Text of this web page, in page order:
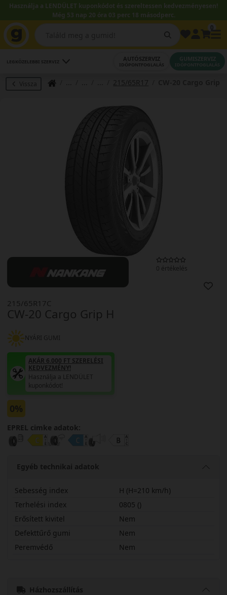
Használja a LENDÜLET kuponkódot és szereltessen kedvezményesen!
Még 53 nap 20 óra 03 perc 17 másodperc.
LEGKÖZELEBBI SZERVIZ AUTÓSZERVIZ
IDŐPONTFOGLALÁS
GUMISZERVIZ
IDŐPONTFOGLALÁS
Vissza 215/65R17
0 értékelés
CW-20 Cargo Grip H
215/65R17C
NYÁRI GUMI
AKÁR 6.000 FT SZERELÉSI
KEDVEZMÉNY!
Használja a LENDÜLET
kuponkódot!
0%
EPREL cimke adatok:
Egyéb technikai adatok
Sebesség index
H (H=210 km/h)
Terhelési index
0805 ()
Erősített kivitel
Nem
Defekttűrő gumi
Nem
Peremvédő
Nem
Házhozszállítás